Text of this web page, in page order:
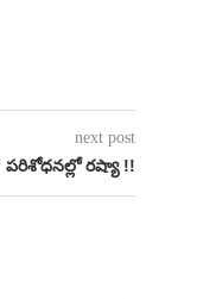
next post
పరిశోధనల్లో రష్యా !!